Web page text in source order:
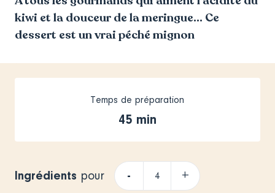
kiwi et la douceur de la meringue... Ce
dessert est un vrai péché mignon
Temps de préparation
45 min
Ingrédients pour - +